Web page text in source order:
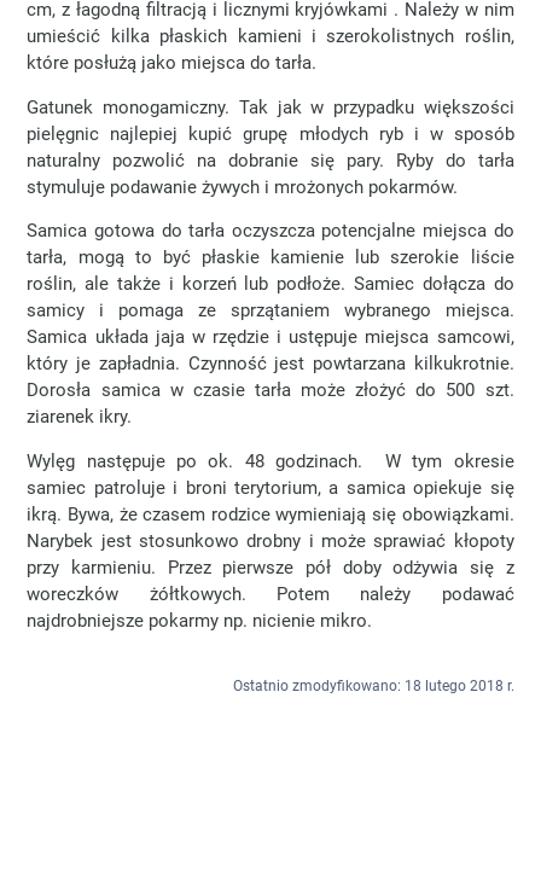
cm, z łagodną filtracją i licznymi kryjówkami . Należy w nim
umieścić kilka płaskich kamieni i szerokolistnych roślin,
które posłużą jako miejsca do tarła.
Gatunek monogamiczny. Tak jak w przypadku większości
pielęgnic najlepiej kupić grupę młodych ryb i w sposób
naturalny pozwolić na dobranie się pary. Ryby do tarła
stymuluje podawanie żywych i mrożonych pokarmów.
Samica gotowa do tarła oczyszcza potencjalne miejsca do
tarła, mogą to być płaskie kamienie lub szerokie liście
roślin, ale także i korzeń lub podłoże. Samiec dołącza do
samicy i pomaga ze sprzątaniem wybranego miejsca.
Samica układa jaja w rzędzie i ustępuje miejsca samcowi,
który je zapładnia. Czynność jest powtarzana kilkukrotnie.
Dorosła samica w czasie tarła może złożyć do 500 szt.
ziarenek ikry.
Wylęg następuje po ok. 48 godzinach. W tym okresie
samiec patroluje i broni terytorium, a samica opiekuje się
ikrą. Bywa, że czasem rodzice wymieniają się obowiązkami.
Narybek jest stosunkowo drobny i może sprawiać kłopoty
przy karmieniu. Przez pierwsze pół doby odżywia się z
woreczków żółtkowych. Potem należy podawać
najdrobniejsze pokarmy np. nicienie mikro.
Ostatnio zmodyfikowano: 18 lutego 2018 r.